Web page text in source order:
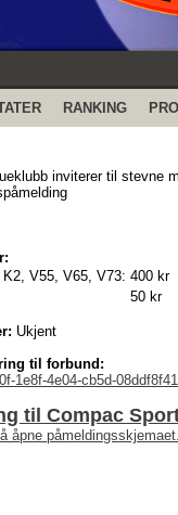
RANKING
inviterer til stevne
V55, V65, V73: 400 kr
50 kr
Ukjent
til forbund:
1e8f-4e04-cb5d-
til Compac
åpne